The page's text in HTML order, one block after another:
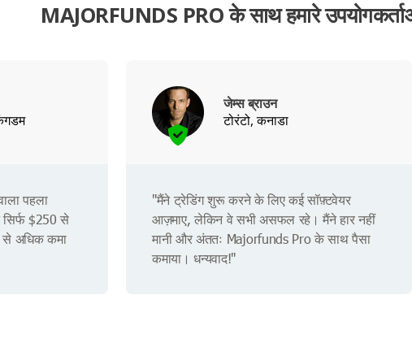
MAJORFUNDS PRO के साथ हमारे
पहला
$250 से
अधिक कमा
जेम्स ब्राउन
टोरंटो, कनाडा
"मैंने ट्रेडिंग शुरू करने के लिए कई सॉफ़्टवेयर
आज़माए, लेकिन वे सभी असफल रहे। मैंने हार नहीं
मानी और अंततः Majorfunds Pro के साथ पैसा
कमाया। धन्यवाद!"